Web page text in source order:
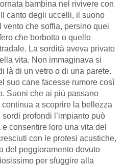
bambina nel rivivere con
canto degli uccelli, il suono
che soffia, persino quei
che borbotta o quello
La sordità aveva privato
vita. Non immaginava si
là di un vetro o di una parete.
suo cane facesse rumore così
Suoni che ai più passano
a scoprire la bellezza
profondi l’impianto può
consentire loro una vita del
con le protesi acustiche,
del peggioramento dovuto
per sfuggire alla